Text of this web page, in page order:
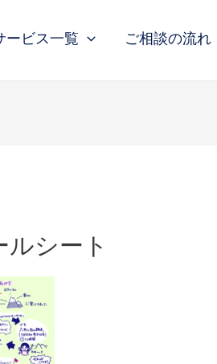
ービス一覧 ご相談の流れ
シート